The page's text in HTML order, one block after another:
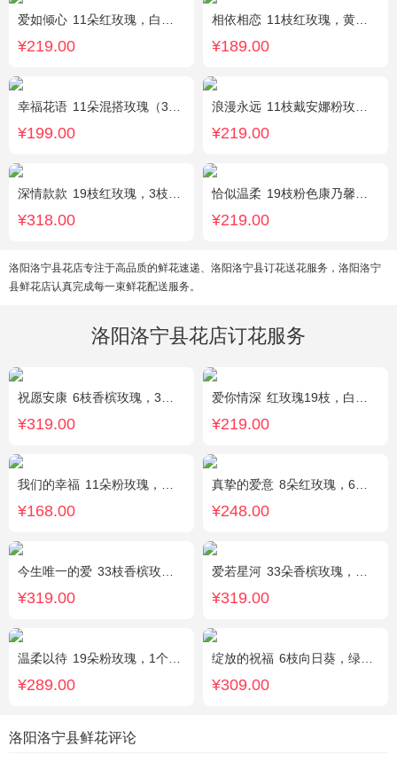
爱如倾心 11朵红玫瑰，白色满天星间插，一条灯带，一对小熊、黄莺或尤加利叶搭配
¥219.00
相依相恋 11枝红玫瑰，黄莺、满天星适量点缀，另加2只可爱小熊公仔。(小熊以实物为准)
¥189.00
幸福花语 11朵混搭玫瑰（3支红玫瑰、3支粉玫瑰、3支白玫瑰、2支香槟玫瑰），搭配适量黄莺、栀子叶，随机赠送1只可爱小熊。
¥199.00
浪漫永远 11枝戴安娜粉玫瑰，1枝浅蓝色绣球，浅紫洋桔梗、栀子叶搭配
¥219.00
深情款款 19枝红玫瑰，3枝白百合，3枝粉百合，搭配满天星，绿叶等配材
¥318.00
恰似温柔 19枝粉色康乃馨，搭配适量情人草、尤加利叶
¥219.00
洛阳洛宁县花店专注于高品质的鲜花速递、洛阳洛宁县订花送花服务，洛阳洛宁
县鲜花店认真完成每一束鲜花配送服务。
洛阳洛宁县花店订花服务
祝愿安康 6枝香槟玫瑰，3枝向日葵，2枝多头白色百合
¥319.00
爱你情深 红玫瑰19枝，白色相思梅、栀子叶搭配
¥219.00
我们的幸福 11朵粉玫瑰，银叶菊，尤加利搭配
¥168.00
真挚的爱意 8朵红玫瑰，6朵香槟玫瑰，5朵粉玫瑰，叶上黄金点缀。
¥248.00
今生唯一的爱 33枝香槟玫瑰，黄莺、满天星丰满，随机赠送2只小熊。
¥319.00
爱若星河 33朵香槟玫瑰，白色满天星点缀
¥319.00
温柔以待 19朵粉玫瑰，1个粉色绣球，1枝多头白百合，桔梗、满天星、绿叶搭配
¥289.00
绽放的祝福 6枝向日葵，绿色桔梗、尤加利搭配
¥309.00
洛阳洛宁县鲜花评论